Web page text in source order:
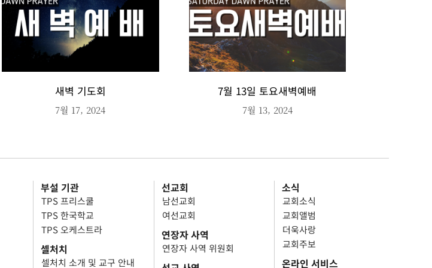
새벽 기도회
7월 17, 2024
7월 13일 토요새벽예배
7월 13, 2024
부설 기관
TPS 프리스쿨
TPS 한국학교
TPS 오케스트라
셀처치
셀처치 소개 및 교구 안내
선교회
남선교회
여선교회
연장자 사역
연장자 사역 위원회
소식
교회소식
교회앨범
더욱사랑
교회주보
온라인 서비스